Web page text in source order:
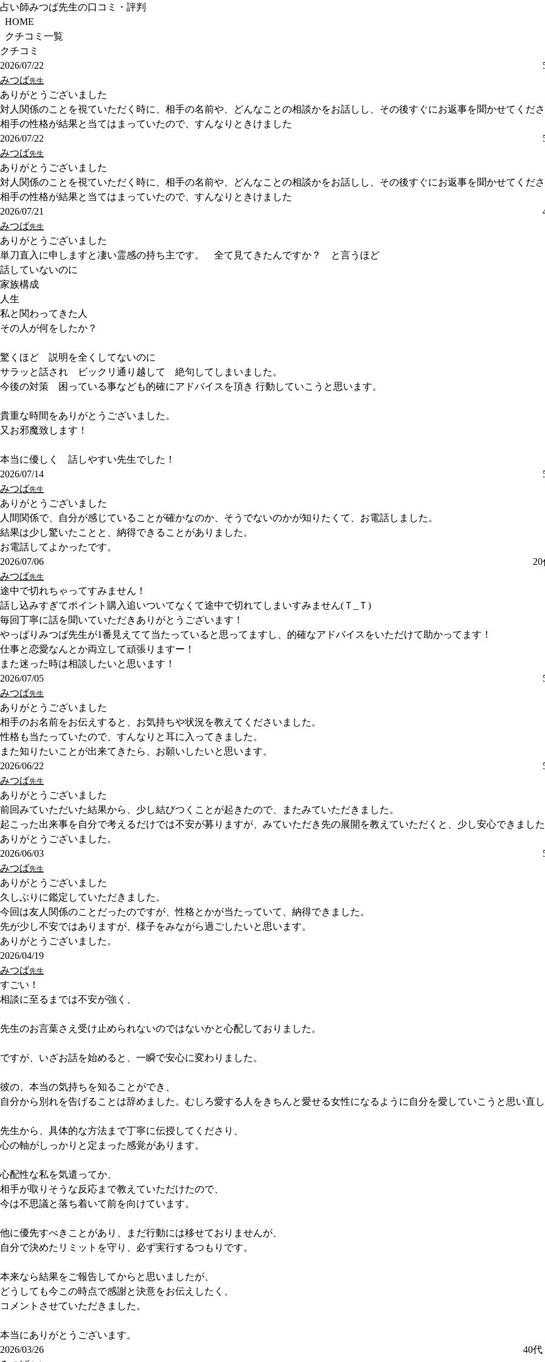
占い師みつば先生の口コミ・評判
HOME
クチコミ一覧
クチコミ
2026/07/22
みつば先生
ありがとうございました
対人関係のことを視ていただく時に、相手の名前や、どんなことの相談かをお話しし、その後すぐにお返事を聞かせてくださ
相手の性格が結果と当てはまっていたので、すんなりときけました
2026/07/22
みつば先生
ありがとうございました
対人関係のことを視ていただく時に、相手の名前や、どんなことの相談かをお話しし、その後すぐにお返事を聞かせてくださ
相手の性格が結果と当てはまっていたので、すんなりときけました
2026/07/21
みつば先生
ありがとうございました
単刀直入に申しますと凄い霊感の持ち主です。 全て見てきたんですか？ と言うほど
話していないのに
家族構成
人生
私と関わってきた人
その人が何をしたか？
驚くほど 説明を全くしてないのに
サラッと話され ビックリ通り越して 絶句してしまいました。
今後の対策 困っている事なども的確にアドバイスを頂き 行動していこうと思います。
貴重な時間をありがとうございました。
又お邪魔致します！
本当に優しく 話しやすい先生でした！
2026/07/14
みつば先生
ありがとうございました
人間関係で、自分が感じていることが確かなのか、そうでないのかが知りたくて、お電話しました。
結果は少し驚いたことと、納得できることがありました。
お電話してよかったです。
2026/07/06
みつば先生
途中で切れちゃってすみません！
話し込みすぎてポイント購入追いついてなくて途中で切れてしまいすみません(Ｔ_Ｔ)
毎回丁寧に話を聞いていただきありがとうございます！
やっぱりみつば先生が1番見えてて当たっていると思ってますし、的確なアドバイスをいただけて助かってます！
仕事と恋愛なんとか両立して頑張りますー！
また迷った時は相談したいと思います！
2026/07/05
みつば先生
ありがとうございました
相手のお名前をお伝えすると、お気持ちや状況を教えてくださいました。
性格も当たっていたので、すんなりと耳に入ってきました。
また知りたいことが出来てきたら、お願いしたいと思います。
2026/06/22
みつば先生
ありがとうございました
前回みていただいた結果から、少し結びつくことが起きたので、またみていただきました。
起こった出来事を自分で考えるだけでは不安が募りますが、みていただき先の展開を教えていただくと、少し安心できました
ありがとうございました。
2026/06/03
みつば先生
ありがとうございました
久しぶりに鑑定していただきました。
今回は友人関係のことだったのですが、性格とかが当たっていて、納得できました。
先が少し不安ではありますが、様子をみながら過ごしたいと思います。
ありがとうございました。
2026/04/19
みつば先生
すごい！
相談に至るまでは不安が強く、
先生のお言葉さえ受け止められないのではないかと心配しておりました。
ですが、いざお話を始めると、一瞬で安心に変わりました。
彼の、本当の気持ちを知ることができ、
自分から別れを告げることは辞めました。むしろ愛する人をきちんと愛せる女性になるように自分を愛していこうと思い直し
先生から、具体的な方法まで丁寧に伝授してくださり、
心の軸がしっかりと定まった感覚があります。
心配性な私を気遣ってか、
相手が取りそうな反応まで教えていただけたので、
今は不思議と落ち着いて前を向けています。
他に優先すべきことがあり、まだ行動には移せておりませんが、
自分で決めたリミットを守り、必ず実行するつもりです。
本来なら結果をご報告してからと思いましたが、
どうしても今この時点で感謝と決意をお伝えしたく、
コメントさせていただきました。
本当にありがとうございます。
2026/03/26
40代